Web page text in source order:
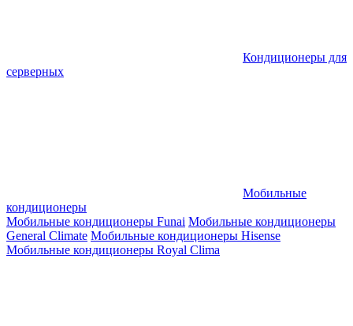
Кондиционеры для
серверных
Мобильные
кондиционеры
Мобильные кондиционеры Funai Мобильные кондиционеры
General Climate Мобильные кондиционеры Hisense
Мобильные кондиционеры Royal Clima